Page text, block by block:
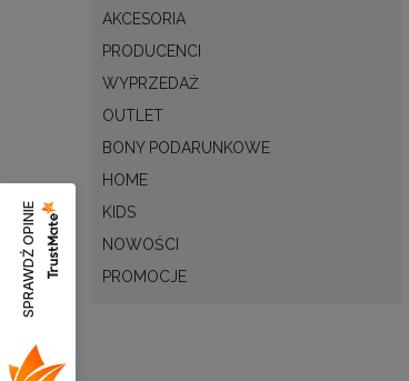
AKCESORIA
PRODUCENCI
WYPRZEDAŻ
OUTLET
BONY PODARUNKOWE
HOME
KIDS
NOWOŚCI
PROMOCJE
SPRAWDŹ OPINIE